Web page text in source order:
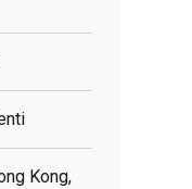
Kong,